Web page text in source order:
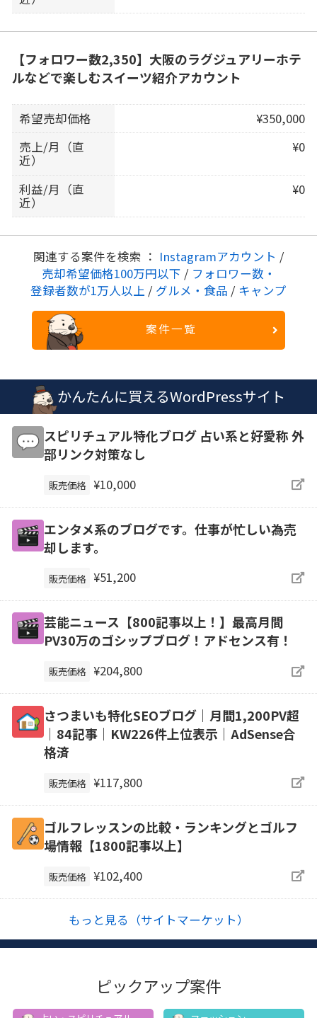
【フォロワー数2,350】大阪のラグジュアリーホテ
ルなどで楽しむスイーツ紹介アカウント
希望売却価格
¥350,000
売上/月（直
近）
¥0
利益/月（直
近）
¥0
関連する案件を検索 ： Instagramアカウント /
売却希望価格100万円以下 / フォロワー数・
登録者数が1万人以上 / グルメ・食品 / キャンプ
案件一覧
かんたんに買えるWordPressサイト
スピリチュアル特化ブログ 占い系と好愛称 外
部リンク対策なし
販売価格 ¥10,000
エンタメ系のブログです。仕事が忙しい為売
却します。
販売価格 ¥51,200
芸能ニュース【800記事以上！】最高月間
PV30万のゴシップブログ！アドセンス有！
販売価格 ¥204,800
さつまいも特化SEOブログ｜月間1,200PV超
｜84記事｜KW226件上位表示｜AdSense合
格済
販売価格 ¥117,800
ゴルフレッスンの比較・ランキングとゴルフ
場情報【1800記事以上】
販売価格 ¥102,400
もっと見る（サイトマーケット）
ピックアップ案件